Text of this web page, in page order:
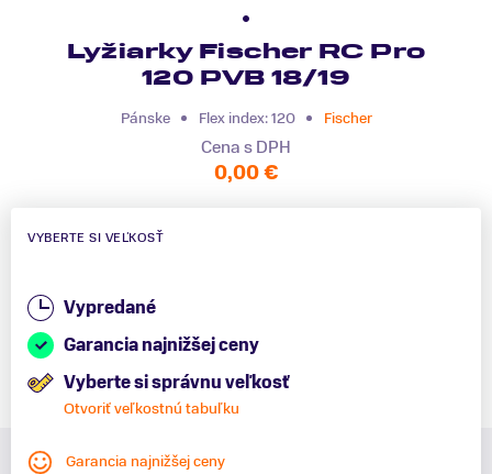
Lyžiarky Fischer RC Pro
120 PVB 18/19
Pánske Flex index: 120 Fischer
Cena s DPH
0,00 €
VYBERTE SI VEĽKOSŤ
Vypredané
Garancia najnižšej ceny
Vyberte si správnu veľkosť
Otvoriť veľkostnú tabuľku
Garancia najnižšej ceny